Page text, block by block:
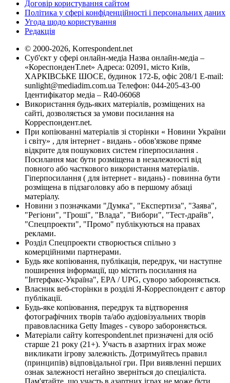
Договір користування сайтом
Політика у сфері конфіденційності і персональних даних
Угода щодо користування
Редакція
© 2000-2026, Korrespondent.net
Суб'єкт у сфері онлайн-медіа Назва онлайн-медіа –
«КореспонденТ.net» Адреса: 02091, місто Київ,
ХАРКІВСЬКЕ ШОСЕ, будинок 172-Б, офіс 208/1 E-mail:
sunlight@mediadim.com.ua Телефон: 044-205-43-00
Ідентифікатор медіа – R40-06068
Використання будь-яких матеріалів, розміщених на
сайті, дозволяється за умови посилання на
Корреспондент.net.
При копіюванні матеріалів зі сторінки « Новини України
і світу» , для інтернет - видань - обов'язкове пряме
відкрите для пошукових систем гіперпосилання .
Посилання має бути розміщена в незалежності від
повного або часткового використання матеріалів.
Гіперпосилання ( для інтернет - видань) - повинна бути
розміщена в підзаголовку або в першому абзаці
матеріалу.
Новини з позначками "Думка", "Експертиза", "Заява",
"Регіони", "Гроші", "Влада", "Вибори", "Тест-драйв",
"Спецпроекти", "Промо" публікуються на правах
реклами.
Розділ Спецпроекти створюється спільно з
комерційними партнерами.
Будь яке копіювання, публікація, передрук, чи наступне
поширення інформації, що містить посилання на
"Інтерфакс-Україна", EPA / UPG, суворо забороняється.
Власник веб-сторінки в розділі Я-Корреспондент є автор
публікації.
Будь-яке копіювання, передрук та відтворення
фотографічних творів та/або аудіовізуальних творів
правовласника Getty Images - суворо забороняється.
Матеріали сайту korrespondent.net призначені для осіб
старше 21 року (21+). Участь в азартних іграх може
викликати ігрову залежність. Дотримуйтесь правил
(принципів) відповідальної гри. При виявленні перших
ознак залежності негайно зверніться до спеціаліста.
Пам'ятайте, що участь в азартних іграх не може бути